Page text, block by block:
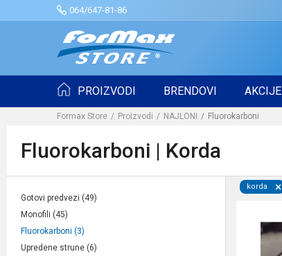
064/647-81-86
PROIZVODI BRENDOVI AKCIJE
Formax Store Proizvodi NAJLONI Fluorokarboni
Fluorokarboni | Korda
Gotovi predvezi (49)
Monofili (45)
Fluorokarboni (3)
Upredene strune (6)
korda